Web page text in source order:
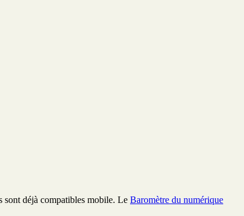
sont déjà compatibles mobile. Le Baromètre du numérique